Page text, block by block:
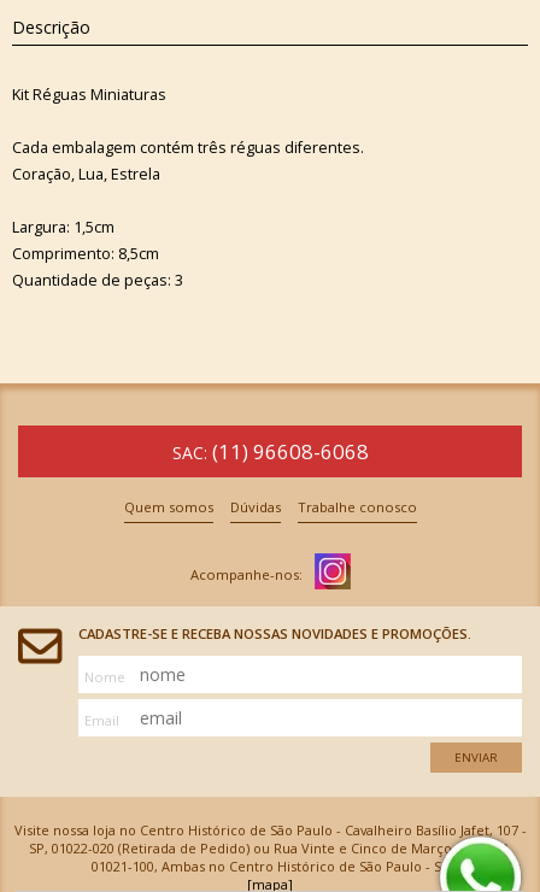
Descrição
Kit Réguas Miniaturas
Cada embalagem contém três réguas diferentes.
Coração, Lua, Estrela
Largura: 1,5cm
Comprimento: 8,5cm
Quantidade de peças: 3
SAC: (11) 96608-6068
Quem somos Dúvidas Trabalhe conosco
CADASTRE-SE E RECEBA NOSSAS NOVIDADES E PROMOÇÕES.
Nome
Email
ENVIAR
Visite nossa loja no Centro Histórico de São Paulo - Cavalheiro Basílio Jafet, 107 -
SP, 01022-020 (Retirada de Pedido) ou Rua Vinte e Cinco de Março, 576 - SP,
01021-100, Ambas no Centro Histórico de São Paulo - SP
[mapa]